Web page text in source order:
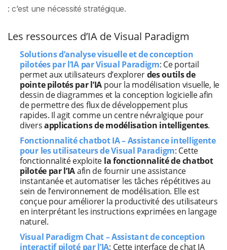
: c’est une nécessité stratégique.
Les ressources d’IA de Visual Paradigm
Solutions d’analyse visuelle et de conception
pilotées par l’IA par Visual Paradigm: Ce portail
permet aux utilisateurs d’explorerdes outils de
pointe pilotés par l’IA pour la modélisation visuelle, le
dessin de diagrammes et la conception logicielle afin
de permettre des flux de développement plus
rapides. Il agit comme un centre névralgique pour
diversapplications de modélisation intelligentes.
Fonctionnalité chatbot IA – Assistance intelligente
pour les utilisateurs de Visual Paradigm: Cette
fonctionnalité exploite la fonctionnalité de chatbot
pilotée par l’IAafin de fournir une assistance
instantanée et automatiser les tâches répétitives au
sein de l’environnement de modélisation. Elle est
conçue pour améliorer la productivité des utilisateurs
en interprétant les instructions exprimées en langage
naturel.
Visual Paradigm Chat – Assistant de conception
interactif piloté par l’IA: Cette interface de chat IA